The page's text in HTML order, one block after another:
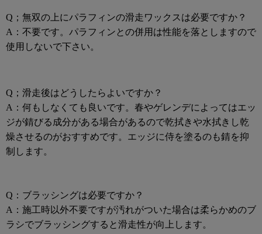
Q；無双の上にパラフィンの滑走ワックスは必要ですか？
A：不要です。パラフィンとの併用は性能を落としますので
使用しないで下さい。
Q；滑走後はどうしたらよいですか？
A：何もしなくても良いです。春やゲレンデによってはエッ
ジが錆びる成分がある場合があるので乾拭きや水拭きし乾
燥させるのがおすすめです。 エッジに侍を塗るのも錆を抑
制します。
Q：ブラッシングは必要ですか？
A：施工時以外不要ですが汚れがついた場合は柔らかめのブ
ラシでブラッシングすると滑走性が向上します。